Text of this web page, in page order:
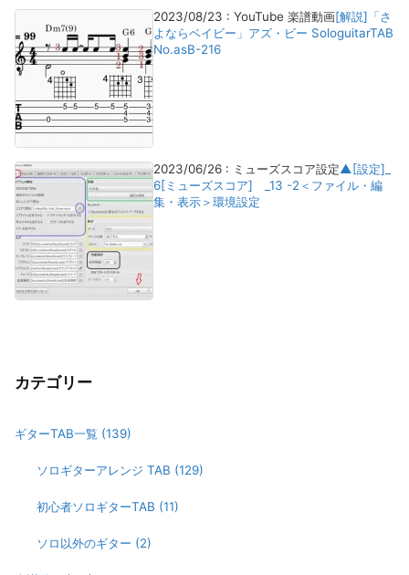
2023/08/23 : YouTube 楽譜動画[解説]「さ
よならベイビー」アズ・ビー SologuitarTAB
No.asB-216
2023/06/26 : ミューズスコア設定▲[設定]_
6[ミューズスコア] _13 -2＜ファイル・編
集・表示＞環境設定
カテゴリー
ギターTAB一覧 (139)
ソロギターアレンジ TAB (129)
初心者ソロギターTAB (11)
ソロ以外のギター (2)